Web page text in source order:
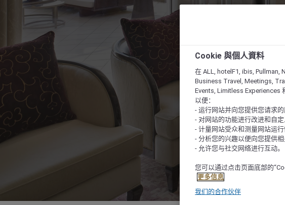
Cookie 與個人資料
在 ALL, hotelF1, ibis, Pullman,
Business Travel, Meetings,
Events, Limitless Experiences
以便：
- 运行网站并向您提供您请求
- 对网站的功能进行改进和自定
- 计量网站受众和测量网站运
- 分析您的兴趣以便向您提供
- 允许您与社交网络进行互动。
您可以通过点击页面底部的
更多信息
我们的合作伙伴